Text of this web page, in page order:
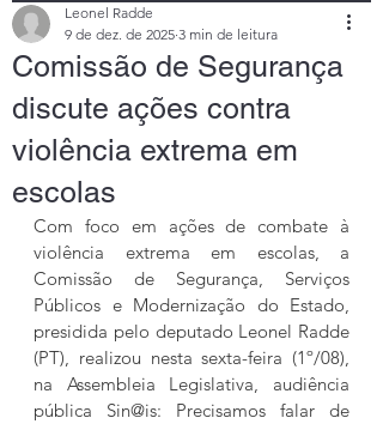
Comissão de Segurança
discute ações contra
violência extrema em
escolas
Leonel Radde
9 de dez. de 2025 3 min de leitura
Com foco em ações de combate à
violência extrema em escolas, a
Comissão de Segurança, Serviços
Públicos e Modernização do Estado,
presidida pelo deputado Leonel Radde
(PT), realizou nesta sexta-feira (1º/08),
na Assembleia Legislativa, audiência
pública Sin@is: Precisamos falar de